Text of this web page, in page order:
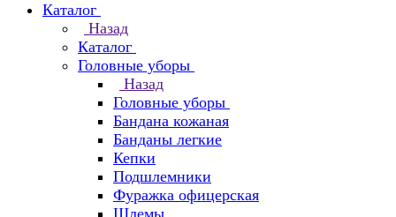
Каталог
Назад
Каталог
Головные уборы
Назад
Головные уборы
Бандана кожаная
Банданы легкие
Кепки
Подшлемники
Фуражка офицерская
Шлемы